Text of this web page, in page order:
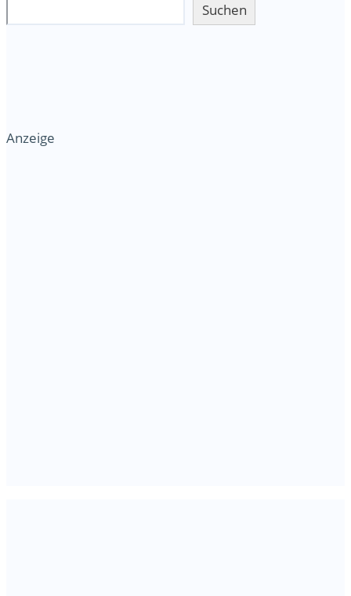
Suchen
Anzeige